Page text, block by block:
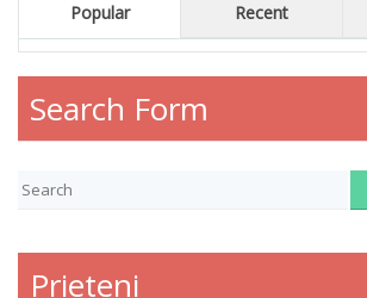
Popular Recent
Search Form
Prieteni